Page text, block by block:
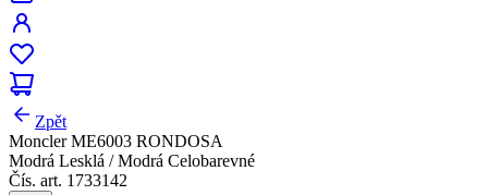
Zpět
Moncler ME6003 RONDOSA
Modrá Lesklá / Modrá Celobarevné
Čís. art. 1733142